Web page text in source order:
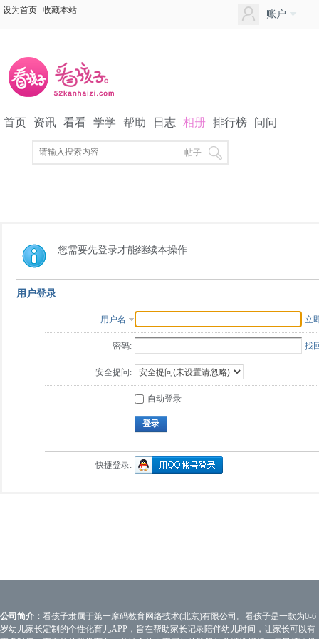
设为首页 收藏本站 账户
首页 资讯 看看 学学 帮助 日志 相册 排行榜
问问
帖子
您需要先登录才能继续本操作
用户登录
用户名 立
密码: 找
安全提问:
自动登录
登录
快捷登录:
公司简介： 看孩子隶属于第一摩码教育网络技术(北京)有限公司。看孩子是一款为0-6
岁幼儿家长定制的个性化育儿APP，旨在帮助家长记录陪伴幼儿时间，让家长可以有